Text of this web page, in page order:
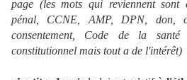
page (les mots qui reviennent sont
pénal, CCNE, AMP, DPN, don,
consentement, Code de la santé
constitutionnel mais tout a de l'intérêt)